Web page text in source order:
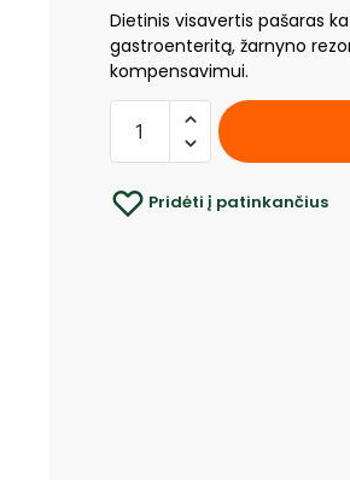
Dietinis visavertis pašaras
gastroenteritą, žarnyno
kompensavimui.
Pridėti į patinkančius